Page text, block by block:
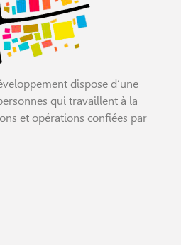
dispose d’une
qui travaillent à la
et opérations confiées par